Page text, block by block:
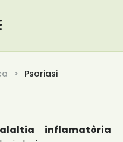
Psoriasi
inflamatòria